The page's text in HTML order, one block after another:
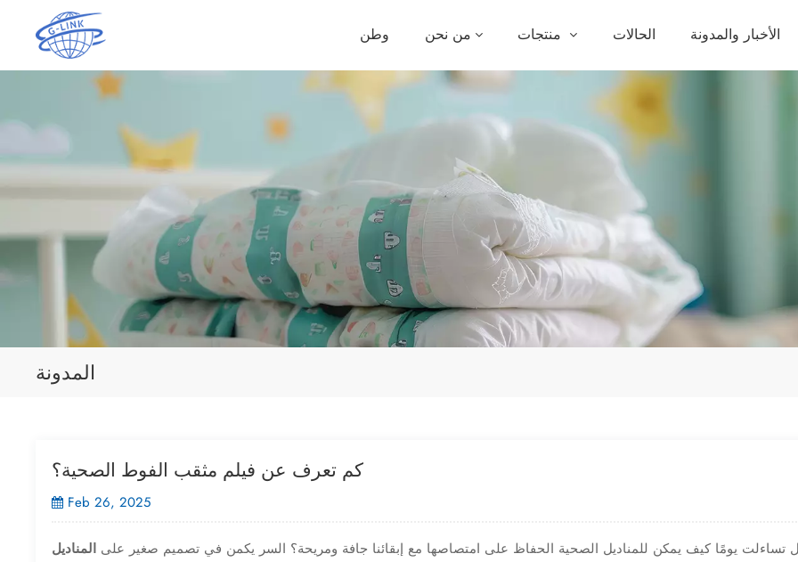
وطن من نحن الحالات الأخبار والمدونة
المدونة
كم تعرف عن فيلم مثقب الفوط الصحية؟
Feb 26, 2025
تساءلت يومًا كيف يمكن للمناديل الصحية الحفاظ على امتصاصها مع إبقائنا جافة ومريحة؟ السر يكمن في تصميم صغير على المناديل